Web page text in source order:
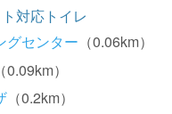
対応トイレ
グセンター （0.06km）
（0.09km）
（0.2km）